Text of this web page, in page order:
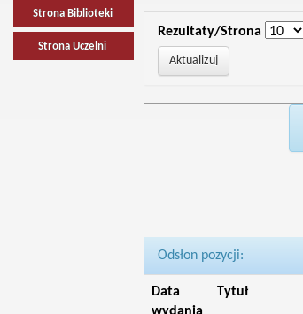
Strona Biblioteki
Strona Uczelni
Rezultaty/Strona
Odsłon pozycji:
Data
Tytuł